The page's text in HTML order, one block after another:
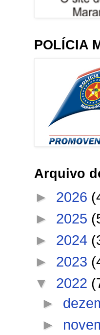
POLÍCIA
Arquivo
► 2026
► 2025
► 2024
► 2023
▼ 2022
►
►